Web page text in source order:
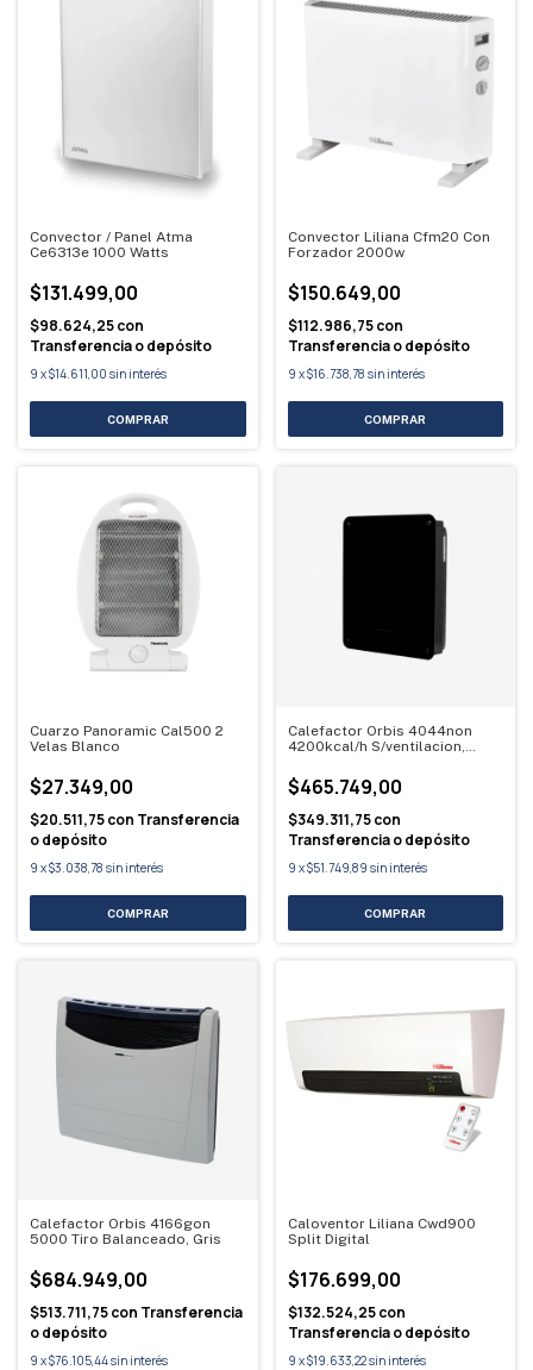
Convector / Panel Atma
Ce6313e 1000 Watts
$131.499,00
$98.624,25con
Transferencia o depósito
9 x$14.611,00 sin interés
Convector Liliana Cfm20 Con
Forzador 2000w
$150.649,00
$112.986,75con
Transferencia o depósito
9 x$16.738,78 sin interés
Cuarzo Panoramic Cal500 2
Velas Blanco
$27.349,00
$20.511,75con Transferencia
o depósito
9 x$3.038,78 sin interés
Calefactor Orbis 4044non
4200kcal/h S/ventilacion,
$465.749,00
$349.311,75con
Transferencia o depósito
9 x$51.749,89 sin interés
Calefactor Orbis 4166gon
5000 Tiro Balanceado, Gris
$684.949,00
$513.711,75con Transferencia
o depósito
9 x$76.105,44sin interés
Caloventor Liliana Cwd900
Split Digital
$176.699,00
$132.524,25con
Transferencia o depósito
9 x$19.633,22sin interés